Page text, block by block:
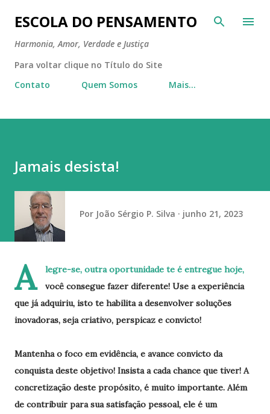
Pular para o conteúdo principal
ESCOLA DO PENSAMENTO
Harmonia, Amor, Verdade e Justiça
Para voltar clique no Título do Site
Contato
Quem Somos Mais…
Jamais desista!
Por João Sérgio P. Silva junho 21, 2023
A
legre-se, outra oportunidade te é entregue hoje,
você consegue fazer diferente! Use a experiência
que já adquiriu, isto te habilita a desenvolver soluções
inovadoras, seja criativo, perspicaz e convicto!
Mantenha o foco em evidência, e avance convicto da
conquista deste objetivo! Insista a cada chance que tiver! A
concretização deste propósito, é muito importante. Além
de contribuir para sua satisfação pessoal, ele é um